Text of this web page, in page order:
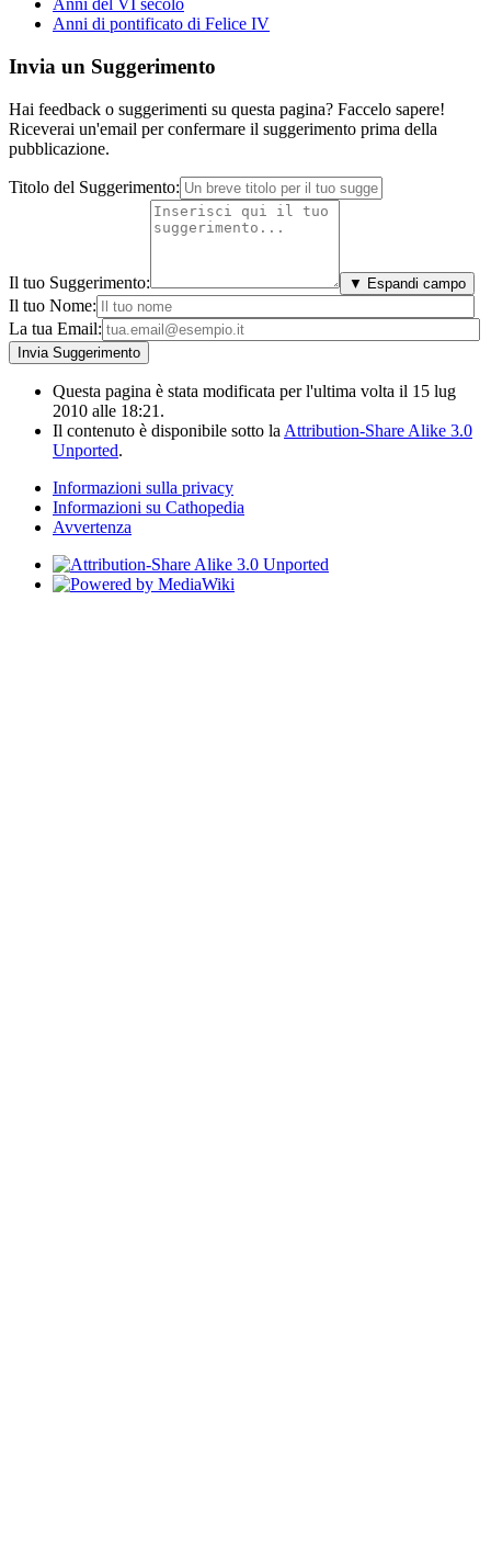
Anni del VI secolo
Anni di pontificato di Felice IV
Invia un Suggerimento
Hai feedback o suggerimenti su questa pagina? Faccelo sapere!
Riceverai un'email per confermare il suggerimento prima della
pubblicazione.
Titolo del Suggerimento:
Il tuo Suggerimento: ▼ Espandi campo
Il tuo Nome:
La tua Email:
Questa pagina è stata modificata per l'ultima volta il 15 lug
2010 alle 18:21.
Il contenuto è disponibile sotto la Attribution-Share Alike 3.0
Unported.
Informazioni sulla privacy
Informazioni su Cathopedia
Avvertenza